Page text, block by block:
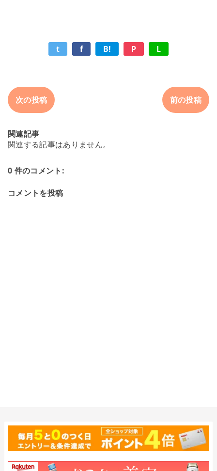
t f B! P L
次の投稿 前の投稿
関連記事
関連する記事はありません。
0 件のコメント:
コメントを投稿